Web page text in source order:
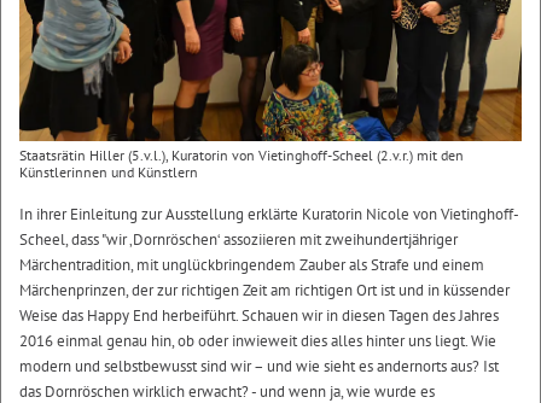
Staatsrätin Hiller (5.v.l.), Kuratorin von Vietinghoff-Scheel (2.v.r.) mit den
Künstlerinnen und Künstlern
In ihrer Einleitung zur Ausstellung erklärte Kuratorin Nicole von Vietinghoff-
Scheel, dass "wir ‚Dornröschen‘ assoziieren mit zweihundertjähriger
Märchentradition, mit unglückbringendem Zauber als Strafe und einem
Märchenprinzen, der zur richtigen Zeit am richtigen Ort ist und in küssender
Weise das Happy End herbeiführt. Schauen wir in diesen Tagen des Jahres
2016 einmal genau hin, ob oder inwieweit dies alles hinter uns liegt. Wie
modern und selbstbewusst sind wir – und wie sieht es andernorts aus? Ist
das Dornröschen wirklich erwacht? - und wenn ja, wie wurde es